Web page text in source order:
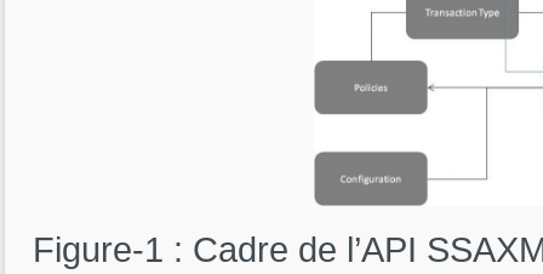
Figure-1 : Cadre de l’API